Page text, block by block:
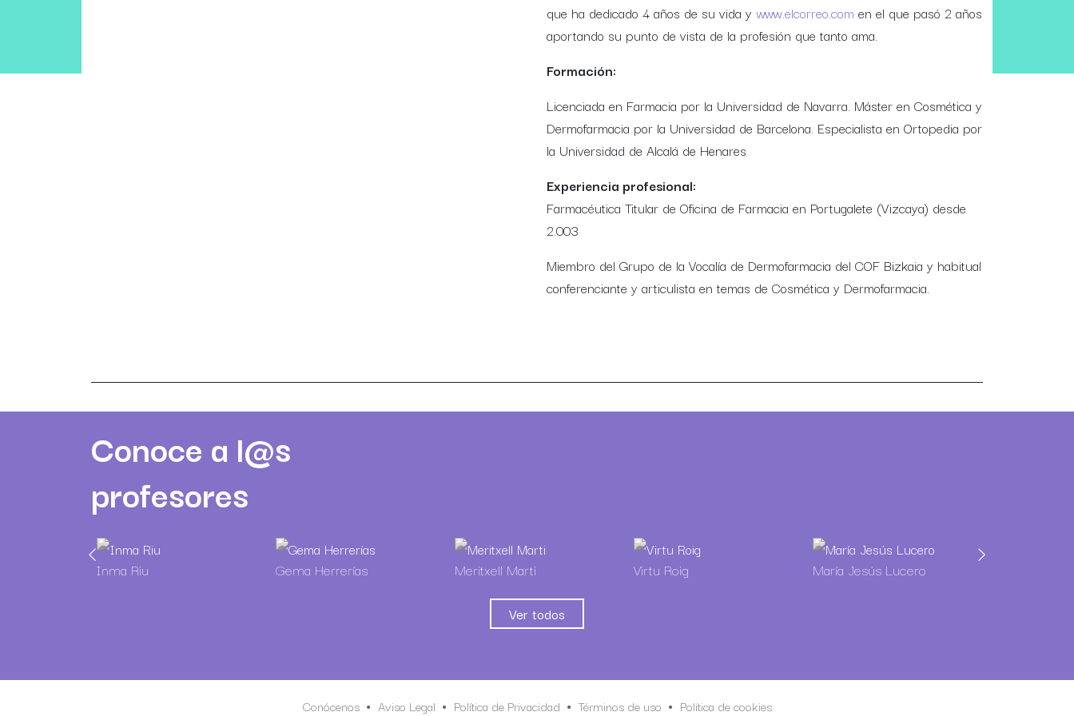
que ha dedicado 4 años de su vida y www.elcorreo.com en el que pasó 2 años
aportando su punto de vista de la profesión que tanto ama.
Formación:
Licenciada en Farmacia por la Universidad de Navarra. Máster en Cosmética y
Dermofarmacia por la Universidad de Barcelona. Especialista en Ortopedia por
la Universidad de Alcalá de Henares
Experiencia profesional:
Farmacéutica Titular de Oficina de Farmacia en Portugalete (Vizcaya) desde
2.003
Miembro del Grupo de la Vocalía de Dermofarmacia del COF Bizkaia y habitual
conferenciante y articulista en temas de Cosmética y Dermofarmacia.
Conoce a l@s
profesores
Inma Riu Gema Herrerías Meritxell Marti Virtu Roig María Jesús Lucero
Ver todos
Conócenos Aviso Legal Política de Privacidad Términos de uso Política de cookies